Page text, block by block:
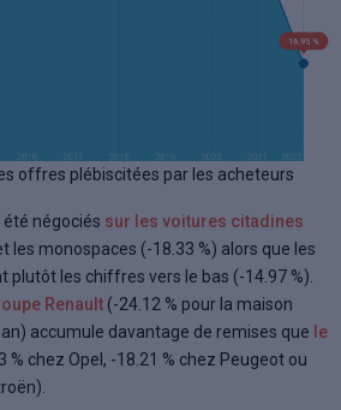
offres plébiscitées par les acheteurs
été négociés sur les voitures citadines
les monospaces (-18.33 %) alors que les
plutôt les chiffres vers le bas (-14.97 %).
Renault (-24.12 % pour la maison
accumule davantage de remises que le
% chez Opel, -18.21 % chez Peugeot ou